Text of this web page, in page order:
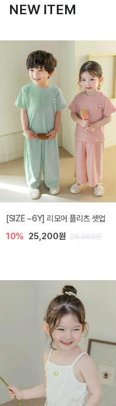
NEW ITEM
[SIZE ~6Y] 리모어 플리츠 셋업
10% 25,200원 28,000원